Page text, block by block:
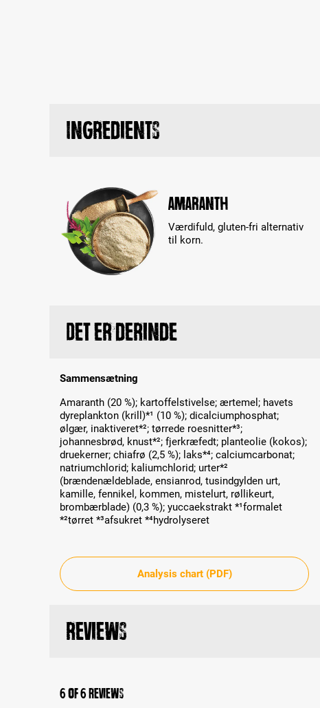
Ingredients
Amaranth
Værdifuld, gluten-fri alternativ
til korn.
Det er derinde
Sammensætning
Amaranth (20 %); kartoffelstivelse; ærtemel; havets
dyreplankton (krill)*¹ (10 %); dicalciumphosphat;
ølgær, inaktiveret*²; tørrede roesnitter*³;
johannesbrød, knust*²; fjerkræfedt; planteolie (kokos);
druekerner; chiafrø (2,5 %); laks*⁴; calciumcarbonat;
natriumchlorid; kaliumchlorid; urter*²
(brændenældeblade, ensianrod, tusindgylden urt,
kamille, fennikel, kommen, mistelurt, røllikeurt,
brombærblade) (0,3 %); yuccaekstrakt *¹formalet
*²tørret *³afsukret *⁴hydrolyseret
Analysis chart (PDF)
Reviews
6 of 6 reviews